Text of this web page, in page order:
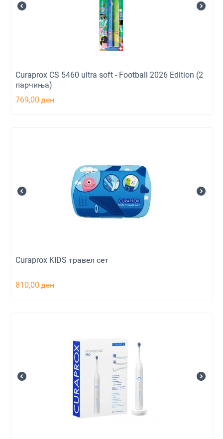
Curaprox CS 5460 ultra soft - Football 2026 Edition (2
парчиња)
769,00 ден
Curaprox KIDS травел сет
810,00 ден